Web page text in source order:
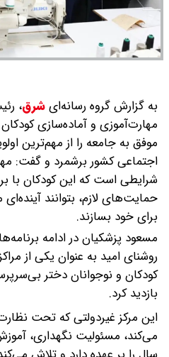
به گزارش گروه رسانه‌ایشرق،
مهارت‌آموزی و آماده‌سازی
موفق به جامعه را از مهم‌ترین
اجتماعی کشور برشمرد و گفت:
شرایطی است که این کودکان با
حمایت‌های لازم، بتوانند
برای خود بسازند.
مسعود پزشکیان در ادامه
روشنای امید به عنوان یکی از
کودکان و نوجوانان دختر
بازدید کرد.
این مرکز غیردولتی که تحت